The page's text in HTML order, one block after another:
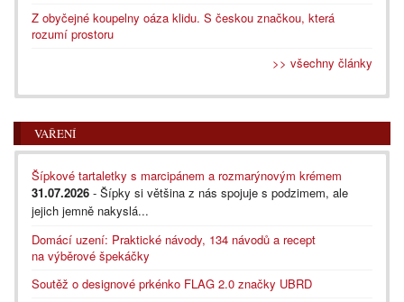
Z obyčejné koupelny oáza klidu. S českou značkou, která
rozumí prostoru
>> všechny články
VAŘENÍ
Šípkové tartaletky s marcipánem a rozmarýnovým krémem
31.07.2026 - Šípky si většina z nás spojuje s podzimem, ale
jejich jemně nakyslá...
Domácí uzení: Praktické návody, 134 návodů a recept
na výběrové špekáčky
Soutěž o designové prkénko FLAG 2.0 značky UBRD